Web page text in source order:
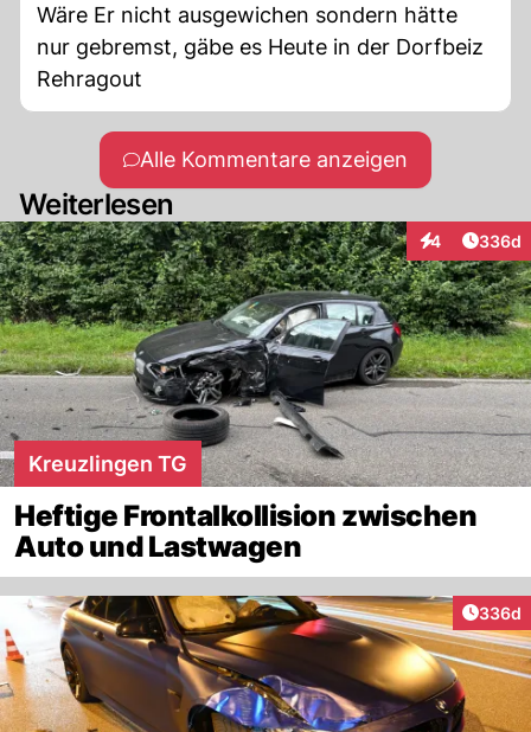
Wäre Er nicht ausgewichen sondern hätte
nur gebremst, gäbe es Heute in der Dorfbeiz
Rehragout
Alle Kommentare anzeigen
Weiterlesen
4
Interaktionen
336d
Kreuzlingen TG
Heftige Frontalkollision zwischen
Auto und Lastwagen
336d